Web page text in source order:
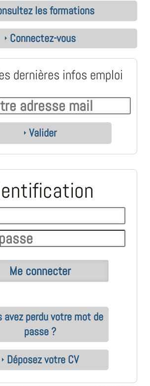
les formations
Connectez-vous
dernières infos emploi
Valider
avez perdu votre mot de
passe ?
Déposez votre CV